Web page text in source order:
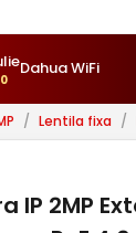
Dahua WiFi
/ Lentila fixa /
IP 2MP